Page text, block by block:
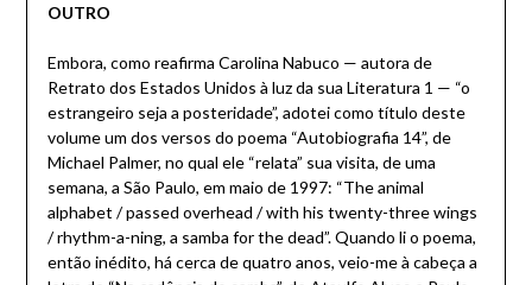
OUTRO
Embora, como reafirma Carolina Nabuco — autora de
Retrato dos Estados Unidos à luz da sua Literatura 1 — “o
estrangeiro seja a posteridade”, adotei como título deste
volume um dos versos do poema “Autobiografia 14”, de
Michael Palmer, no qual ele “relata” sua visita, de uma
semana, a São Paulo, em maio de 1997: “The animal
alphabet / passed overhead / with his twenty-three wings
/ rhythm-a-ning, a samba for the dead”. Quando li o poema,
então inédito, há cerca de quatro anos, veio-me à cabeça a